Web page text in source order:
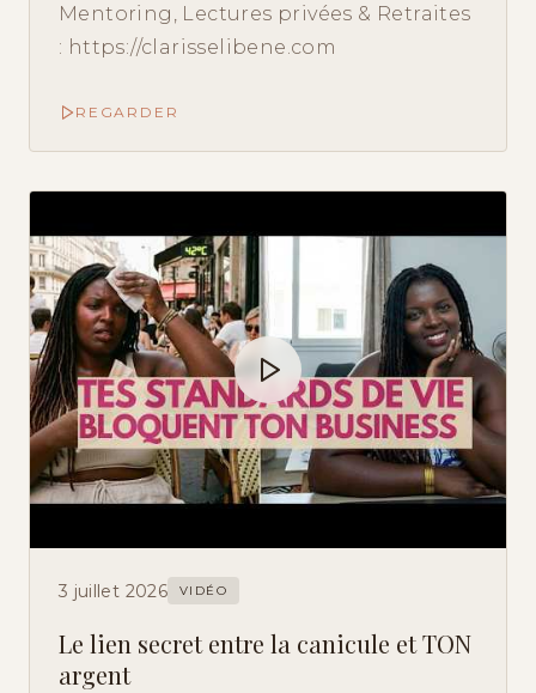
Mentoring, Lectures privées & Retraites
: https://clarisselibene.com
REGARDER
3 juillet 2026 VIDÉO
Le lien secret entre la canicule et TON
argent